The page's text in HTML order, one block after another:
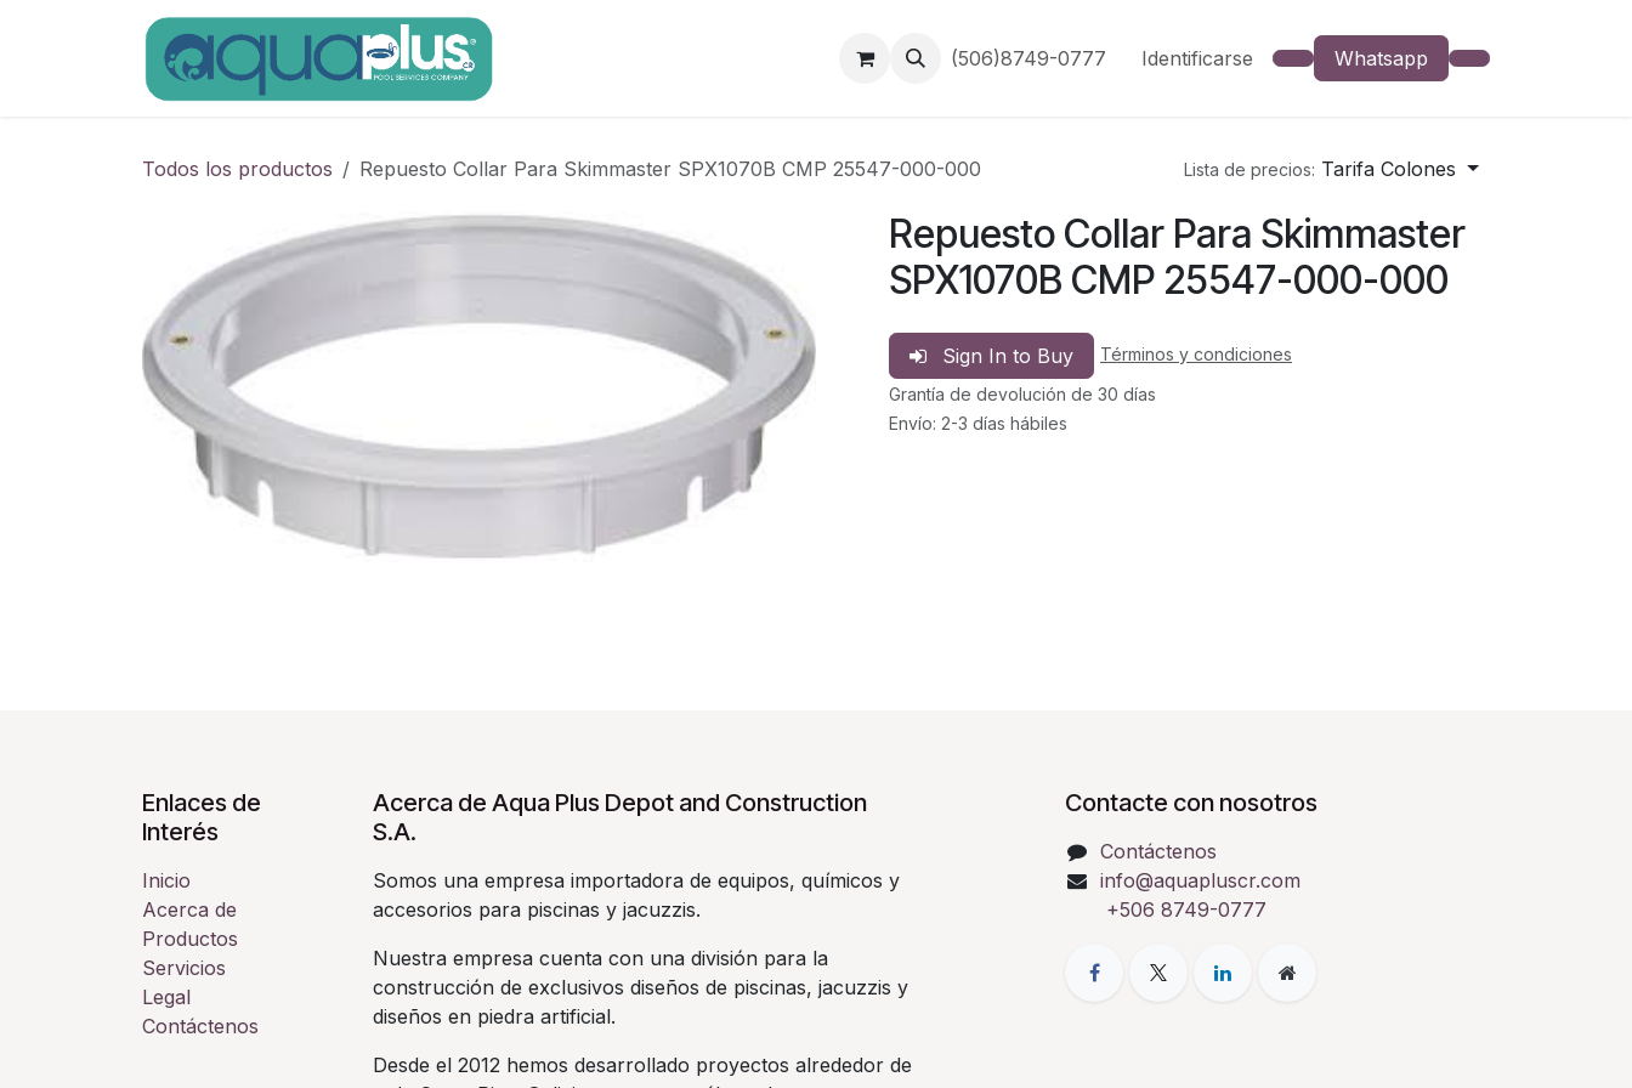
(506)8749-0777 Identificarse Whatsapp
Todos los productos Repuesto Collar Para Skimmaster SPX1070B CMP 25547-000-000 Lista de precios: Tarifa Colones
Repuesto Collar Para Skimmaster
SPX1070B CMP 25547-000-000
Sign In to Buy
Términos y condiciones
Grantía de devolución de 30 días
Envío: 2-3 días hábiles
Enlaces de
Interés
Inicio
Acerca de
Productos
Servicios
Legal
Contáctenos
Acerca de Aqua Plus Depot and Construction
S.A.
Somos una empresa importadora de equipos, químicos y
accesorios para piscinas y jacuzzis.
Nuestra empresa cuenta con una división para la
construcción de exclusivos diseños de piscinas, jacuzzis y
diseños en piedra artificial.
Desde el 2012 hemos desarrollado proyectos alrededor de
Contacte con nosotros
Contáctenos
info@aquapluscr.com
+506 8749-0777